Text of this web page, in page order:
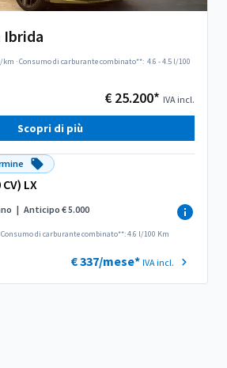
Ibrida
km ·Consumo di carburante combinato**: 4.6 - 4.5 l/100
€ 25.200* IVA incl.
Scopri di più
LX
| Anticipo € 5.000
Consumo di carburante combinato**: 4.6 l/100 Km
€ 337/mese* IVA incl.